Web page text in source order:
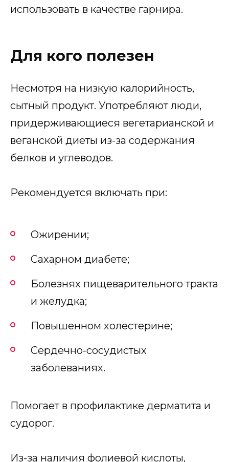
использовать в качестве гарнира.
Для кого полезен
Несмотря на низкую калорийность,
сытный продукт. Употребляют люди,
придерживающиеся вегетарианской и
веганской диеты из-за содержания
белков и углеводов.
Рекомендуется включать при:
Ожирении;
Сахарном диабете;
Болезнях пищеварительного тракта
и желудка;
Повышенном холестерине;
Сердечно-сосудистых
заболеваниях.
Помогает в профилактике дерматита и
судорог.
Из-за наличия фолиевой кислоты,